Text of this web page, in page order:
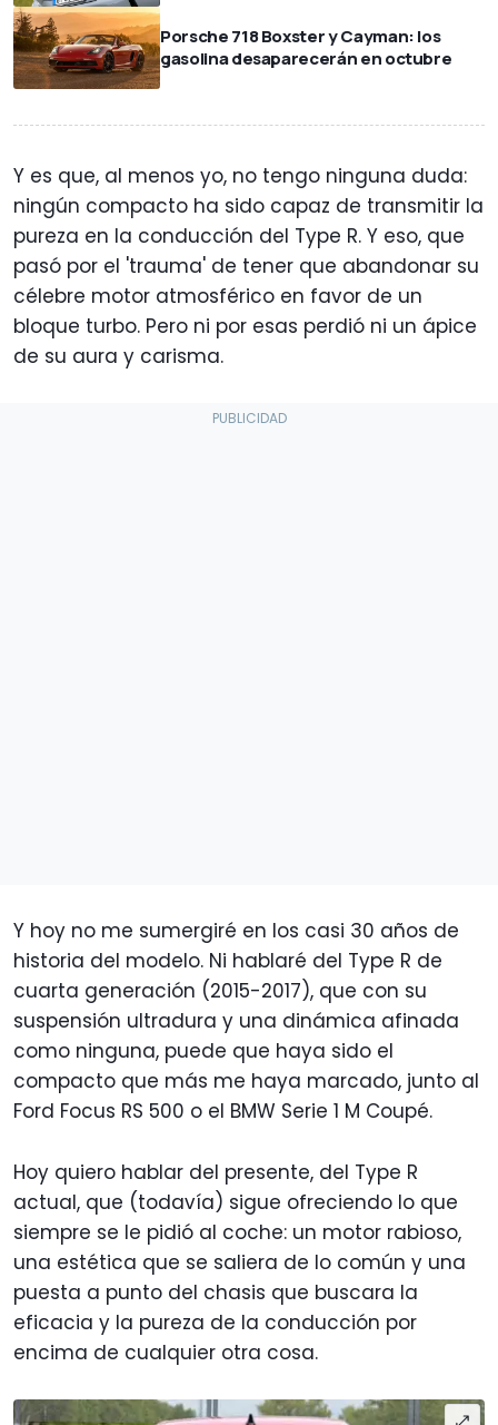
Porsche 718 Boxster y Cayman: los
gasolina desaparecerán en octubre
Y es que, al menos yo, no tengo ninguna duda:
ningún compacto ha sido capaz de transmitir la
pureza en la conducción del Type R. Y eso, que
pasó por el 'trauma' de tener que abandonar su
célebre motor atmosférico en favor de un
bloque turbo. Pero ni por esas perdió ni un ápice
de su aura y carisma.
Y hoy no me sumergiré en los casi 30 años de
historia del modelo. Ni hablaré del Type R de
cuarta generación (2015-2017), que con su
suspensión ultradura y una dinámica afinada
como ninguna, puede que haya sido el
compacto que más me haya marcado, junto al
Ford Focus RS 500 o el BMW Serie 1 M Coupé.
Hoy quiero hablar del presente, del Type R
actual, que (todavía) sigue ofreciendo lo que
siempre se le pidió al coche: un motor rabioso,
una estética que se saliera de lo común y una
puesta a punto del chasis que buscara la
eficacia y la pureza de la conducción por
encima de cualquier otra cosa.